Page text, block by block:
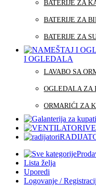
BATERIJE ZA
BATERIJE ZA
BATERIJE ZA
I OGLEDALA
LAVABO SA
OGLEDALA ZA
ORMARIĆI ZA
Lista želja
Uporedi
Logovanje /